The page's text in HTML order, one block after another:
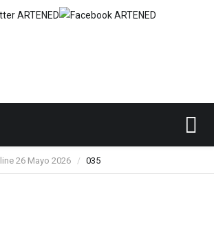
26 Mayo 2026 / 035